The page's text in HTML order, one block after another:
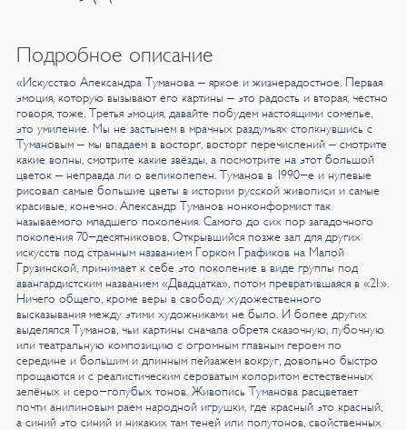
Подробное описание
«Искусство Александра Туманова – яркое и жизнерадостное. Первая
эмоция, которую вызывают его картины – это радость и вторая, честно
говоря, тоже. Третья эмоция, давайте побудем настоящими сомелье,
это умиление. Мы не застынем в мрачных раздумьях столкнувшись с
Тумановым – мы впадаем в восторг, восторг перечислений – смотрите
какие волны, смотрите какие звёзды, а посмотрите на этот большой
цветок – неправда ли о великолепен. Туманов в 1990-е и нулевые
рисовал самые большие цветы в истории русской живописи и самые
красивые, конечно. Александр Туманов нонконформист так
называемого младшего поколения. Самого до сих пор загадочного
поколения 70-десятниковов. Открывшийся позже зал для других
искусств под странным названием Горком Графиков на Малой
Грузинской, принимает к себе это поколение в виде группы под
авангардистским названием «Двадцатка», потом превратившаяся в «21».
Ничего общего, кроме веры в свободу художественного
высказывания между этими художниками не было. И более других
выделялся Туманов, чьи картины сначала обретя сказочную, лубочную
или театральную композицию с огромным главным героем по
середине и большим и длинным пейзажем вокруг, довольно быстро
прощаются и с реалистическим сероватым колоритом естественных
зелёных и серо-голубых тонов. Живопись Туманова расцветает
почти анилиновым раем народной игрушки, где красный это красный,
а синий это синий и никаких там теней или полутонов, свойственных